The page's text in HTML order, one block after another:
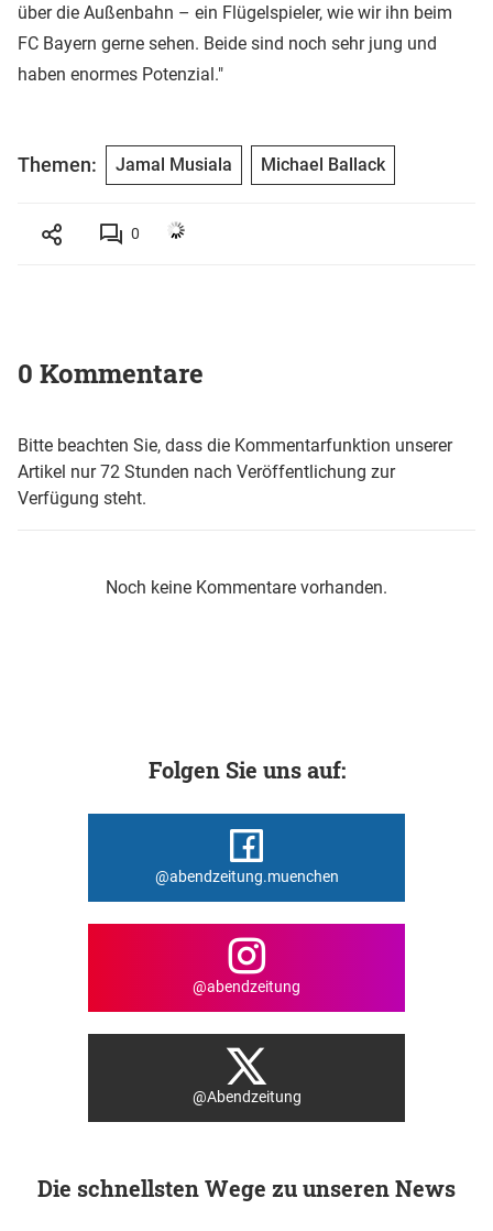
über die Außenbahn – ein Flügelspieler, wie wir ihn beim
FC Bayern gerne sehen. Beide sind noch sehr jung und
haben enormes Potenzial."
Themen: Jamal Musiala Michael Ballack
0
0 Kommentare
Bitte beachten Sie, dass die Kommentarfunktion unserer
Artikel nur 72 Stunden nach Veröffentlichung zur
Verfügung steht.
Noch keine Kommentare vorhanden.
Folgen Sie uns auf:
@abendzeitung.muenchen
@abendzeitung
@Abendzeitung
Die schnellsten Wege zu unseren News